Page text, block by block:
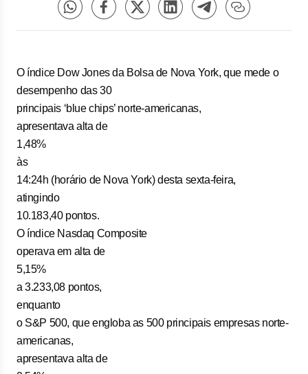
O índice Dow Jones da Bolsa de Nova York, que mede o
desempenho das 30
principais ‘blue chips’ norte-americanas,
apresentava alta de
1,48%
às
14:24h (horário de Nova York) desta sexta-feira,
atingindo
10.183,40 pontos.
O índice Nasdaq Composite
operava em alta de
5,15%
a 3.233,08 pontos,
enquanto
o S&P 500, que engloba as 500 principais empresas norte-
americanas,
apresentava alta de